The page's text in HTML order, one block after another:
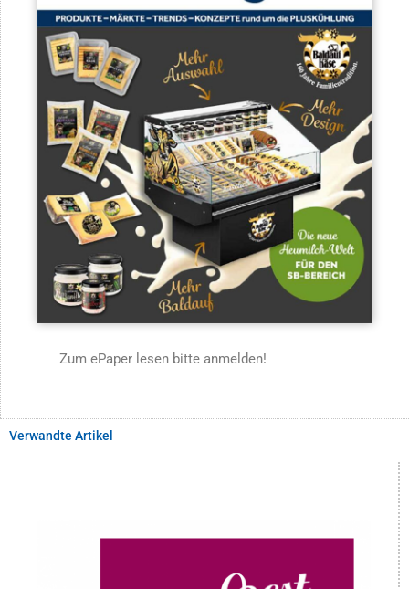
Zum ePaper lesen bitte anmelden!
Verwandte Artikel